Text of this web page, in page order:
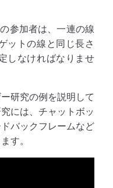
参加者は、一連の線
ットの線と同じ長さ
しなければなりませ
研究の例を説明して
には、チャットボッ
バックフレームなど
す。